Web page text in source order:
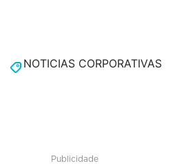
NOTICIAS CORPORATIVAS
Publicidade